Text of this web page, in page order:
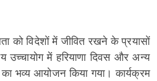
को विदेशों में जीवित रखने के प्रयासों
उच्चायोग में हरियाणा दिवस और अन्य
का भव्य आयोजन किया गया। कार्यक्रम